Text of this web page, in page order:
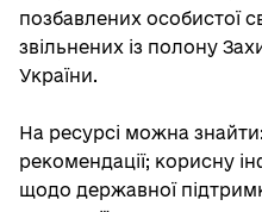
позбавлених особистої
звільнених із полону
України.
На ресурсі можна
рекомендації; корисну
щодо державної